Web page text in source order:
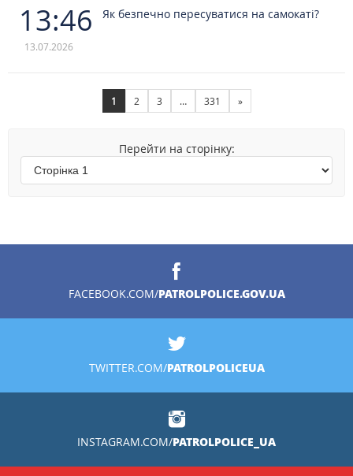
13:46
13.07.2026
Як безпечно пересуватися на самокаті?
1 2 3 … 331 »
Перейти на сторінку:
FACEBOOK.COM/PATROLPOLICE.GOV.UA
TWITTER.COM/PATROLPOLICEUA
INSTAGRAM.COM/PATROLPOLICE_UA